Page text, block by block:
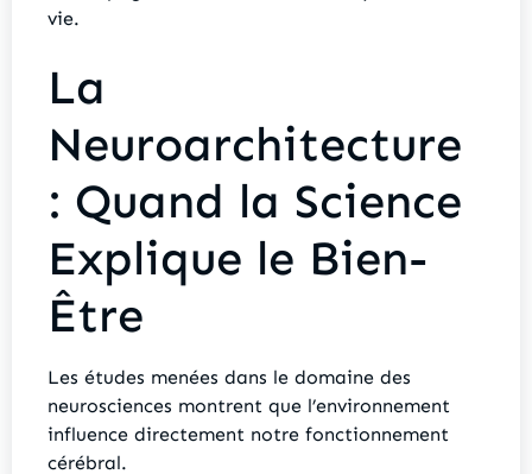
vie.
La
Neuroarchitecture
: Quand la Science
Explique le Bien-
Être
Les études menées dans le domaine des
neurosciences montrent que l’environnement
influence directement notre fonctionnement
cérébral.